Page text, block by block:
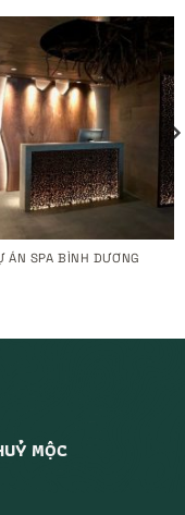
ÁN SPA BÌNH DƯƠNG
MỘC